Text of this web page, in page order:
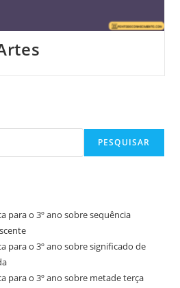
PESQUISAR
para o 3º ano sobre sequência
para o 3º ano sobre significado de
para o 3º ano sobre metade terça